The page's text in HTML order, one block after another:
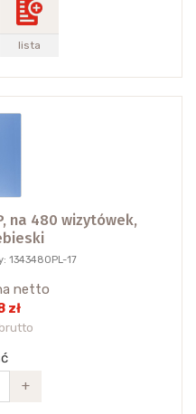
lista
na 480 wizytówek,
1343480PL-17
netto
zł
brutto
+